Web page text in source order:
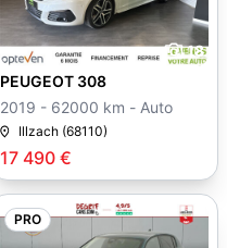
18
17 490 €
PEUGEOT 308
2019 - 62000 km - Auto
Illzach (68110)
PRO